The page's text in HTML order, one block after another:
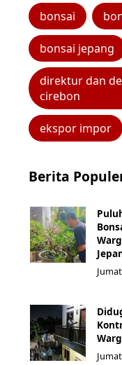
bonsai
bonsai jepang
direktur dan
cirebon
ekspor impor
Berita